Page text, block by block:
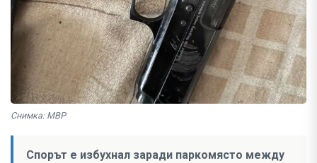
Снимка: МВР
Спорът е избухнал заради паркомясто между